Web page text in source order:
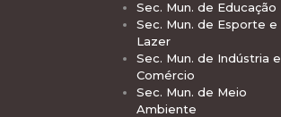
Sec. Mun. de Educação
Sec. Mun. de Esporte e
Lazer
Sec. Mun. de Indústria e
Comércio
Sec. Mun. de Meio
Ambiente